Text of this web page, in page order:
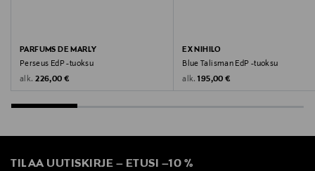
PARFUMS DE MARLY
Perseus EdP -tuoksu
alk. Original Price
226,00 €
EX NIHILO
Blue Talisman EdP -tuoksu
alk. Original Price
195,00 €
TILAA UUTISKIRJE – ETUSI –10 %